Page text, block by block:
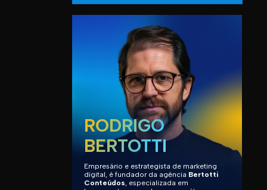
RODRIGO
BERTOTTI
Empresário e estrategista de marketing
digital, é fundador da agência Bertotti
Conteúdos, especializada em